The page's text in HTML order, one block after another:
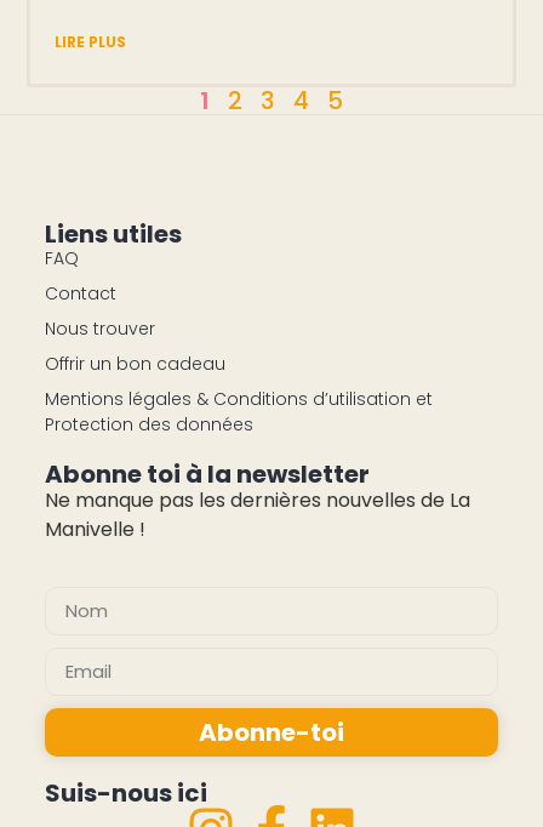
LIRE PLUS
1 2 3 4 5
Suis-nous ici
Liens utiles
FAQ
Contact
Nous trouver
Offrir un bon cadeau
Mentions légales & Conditions d’utilisation et
Protection des données
Abonne toi à la newsletter
Ne manque pas les dernières nouvelles de La
Manivelle !
Abonne-toi